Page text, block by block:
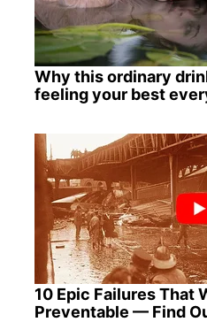
Why this ordinary
feeling your best
10 Epic Failures That
Preventable — Find